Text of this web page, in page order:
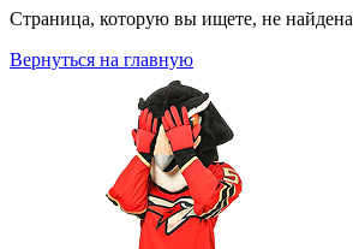
Страница, которую вы ищете, не найдена
Вернуться на главную